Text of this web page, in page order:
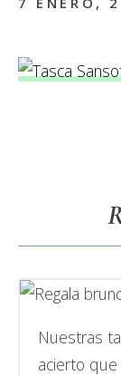
Sidebar
Nuestras
acierto